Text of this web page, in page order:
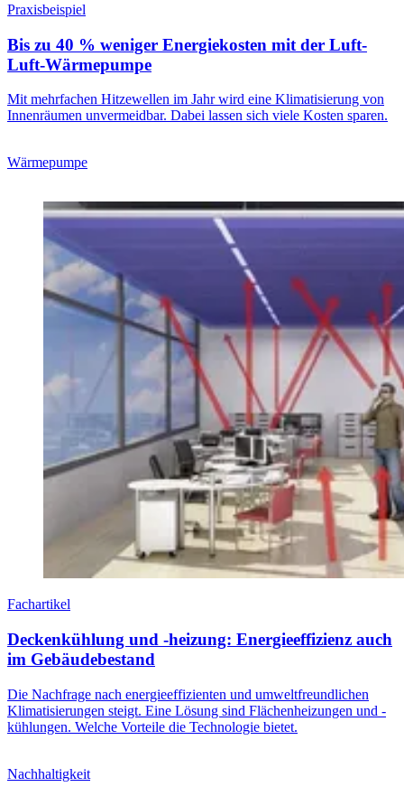
Praxisbeispiel
Bis zu 40 % weniger Energiekosten mit der Luft-
Luft-Wärmepumpe
Mit mehrfachen Hitzewellen im Jahr wird eine Klimatisierung von
Innenräumen unvermeidbar. Dabei lassen sich viele Kosten sparen.
Wärmepumpe
Fachartikel
Deckenkühlung und -heizung: Energieeffizienz auch
im Gebäudebestand
Die Nachfrage nach energieeffizienten und umweltfreundlichen
Klimatisierungen steigt. Eine Lösung sind Flächenheizungen und -
kühlungen. Welche Vorteile die Technologie bietet.
Nachhaltigkeit